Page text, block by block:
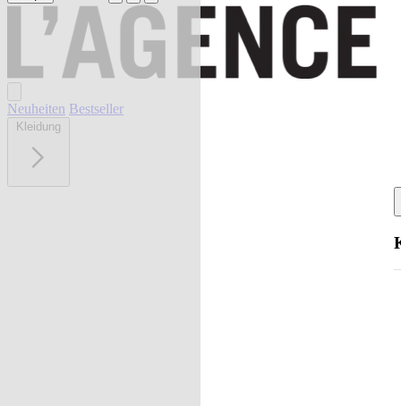
Neuheiten Bestseller
Kleidung